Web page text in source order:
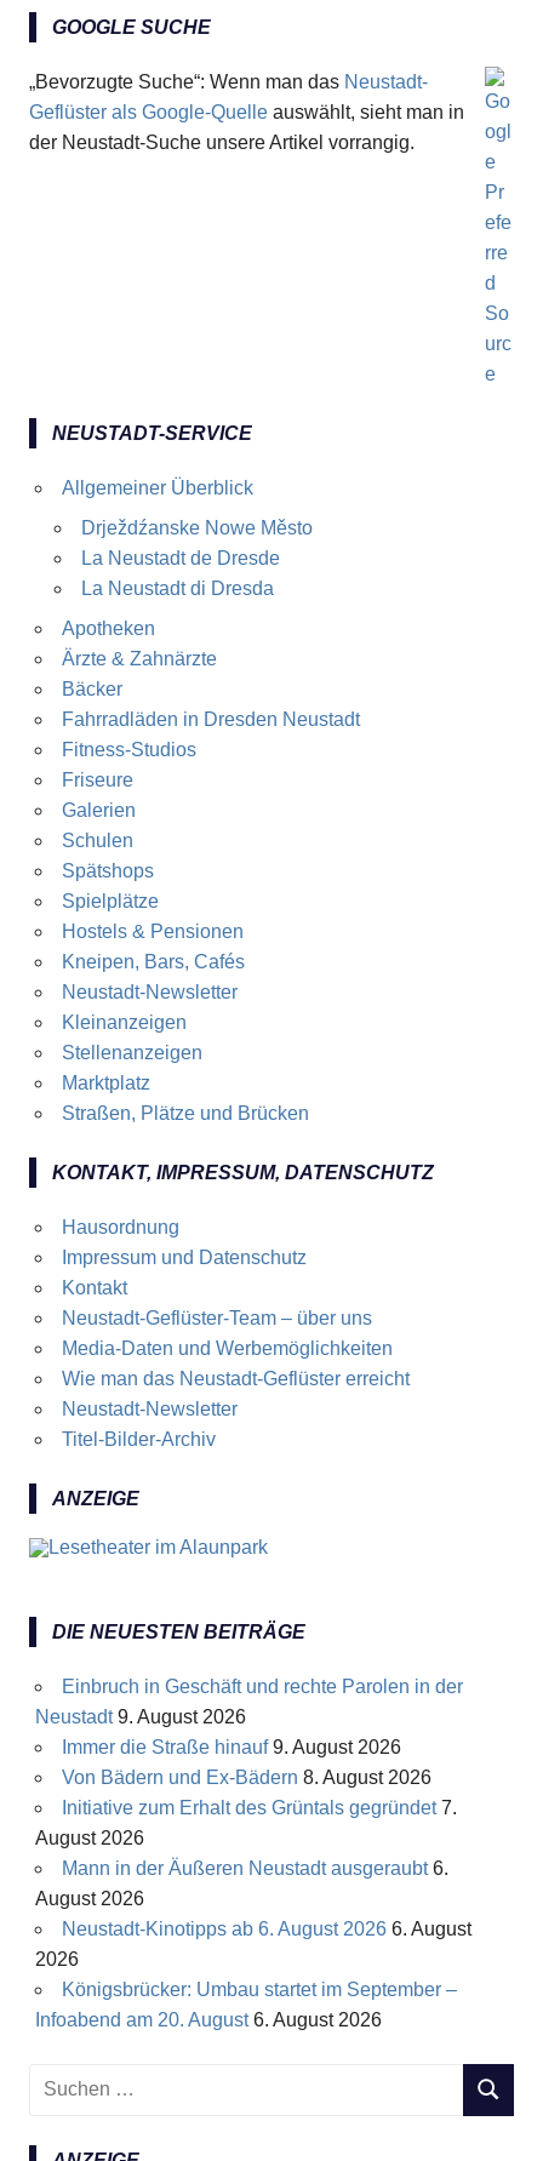
GOOGLE SUCHE
„Bevorzugte Suche“: Wenn man das Neustadt-
Geflüster als Google-Quelle auswählt, sieht man in
der Neustadt-Suche unsere Artikel vorrangig.
NEUSTADT-SERVICE
Allgemeiner Überblick
Drježdźanske Nowe Město
La Neustadt de Dresde
La Neustadt di Dresda
Apotheken
Ärzte & Zahnärzte
Bäcker
Fahrradläden in Dresden Neustadt
Fitness-Studios
Friseure
Galerien
Schulen
Spätshops
Spielplätze
Hostels & Pensionen
Kneipen, Bars, Cafés
Neustadt-Newsletter
Kleinanzeigen
Stellenanzeigen
Marktplatz
Straßen, Plätze und Brücken
KONTAKT, IMPRESSUM, DATENSCHUTZ
Hausordnung
Impressum und Datenschutz
Kontakt
Neustadt-Geflüster-Team – über uns
Media-Daten und Werbemöglichkeiten
Wie man das Neustadt-Geflüster erreicht
Neustadt-Newsletter
Titel-Bilder-Archiv
ANZEIGE
DIE NEUESTEN BEITRÄGE
Einbruch in Geschäft und rechte Parolen in der
Neustadt 9. August 2026
Immer die Straße hinauf 9. August 2026
Von Bädern und Ex-Bädern 8. August 2026
Initiative zum Erhalt des Grüntals gegründet 7.
August 2026
Mann in der Äußeren Neustadt ausgeraubt 6.
August 2026
Neustadt-Kinotipps ab 6. August 2026 6. August
2026
Königsbrücker: Umbau startet im September –
Infoabend am 20. August 6. August 2026